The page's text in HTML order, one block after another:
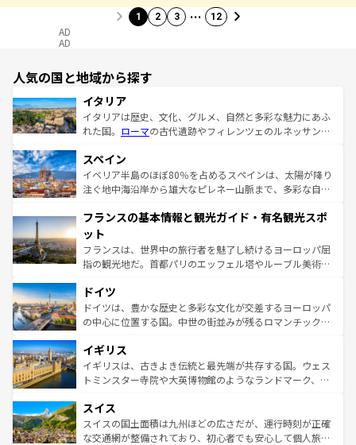
1 2 3 … 12
AD
AD
人気の国と地域から探す
イタリア
イタリアは歴史、文化、グルメ、自然と多彩な魅力にあふ
れた国。 ローマの古代遺跡やフィレンツェのルネッサンス
ろん、トスカーナの美しい田園風景やアマルフィ海岸の絶
景など、自然景観も見逃せない。観光の合間には、本場の
ピザやパスタなど、絶品のイタリア料理を堪能することも
ませてくれるイタリアで、忘れられない旅をしてみよう！
なお、新着のイタリア情報は
しい。
スペイン
イベリア半島のほぼ80％を占めるスペインは、太陽が降り
注ぐ地中海沿岸から雄大なピレネー山脈まで、多彩な自然
文化が根付くこの国では、情熱的なフラメンコ、熱気あふ
れる闘牛、そして美味しいタパスが生活の一部となってい
る。首都マドリードの洗練された雰囲気や、バルセロナの
アートに溢れた街角から、地方では古代ローマ遺跡や中世
せる。地方によって風土や気候が異なるスペインはその個
性で訪れる人を魅了する。 なお、新着のスペイン情報は コ
ンテンツ一覧を参照してほしい。
フランスの基本情報と観光ガイド・有名観光スポ
ット
フランスは、世界中の旅行者を魅了し続けるヨーロッパ屈
指の観光地だ。首都パリのエッフェル塔やルーブル美術館
で、幅広い魅力が詰まっている。華麗な宮殿、歴史的な大
聖堂、美しいビーチ、そして豊かな自然が、訪れる者を心
から魅了する。また、フランスは美食の国としても知ら
いる。シャンパンの発祥地であるランス、プロヴァンスの
香り高いラベンダー畑など、多彩な楽しみ方が可能だ。さ
らに、パリ以外の地域にも魅力が溢れており、どの街角に
れる地方に足を運ぶとそれぞれで全く異なる文化を体験で
きるだろう。 なお、新着のフランス情報はコンテンツ一覧
を参照してほしい。
ドイツ
ドイツは、豊かな歴史と多彩な文化が交差するヨーロッパ
の中心に位置する国。中世の街並みが残るロマンチック街
顔を持つこの国は、どこを歩いても飽きることがない。ベ
ルリンの文化的活気、バイエルン州のアルプスの絶景、そ
してライン川沿いのワイン畑といった風景は必見。ビール
は、お酒好きな人にはぜひ体験してほしい。 なお、新着の
ドイツ情報はコンテンツ一覧を参照してほしい。
イギリス
イギリスは、古きよき伝統と最先端が共存する国。ウェス
トミンスター寺院や大英博物館のようなランドマーク、歴
リアごとに異なる魅力がある。また、優雅なアフタヌーン
ティー、ビール好きにはたまらない英国パブ、サッカー観
戦など、本場だからこそできる体験も豊富。イギリスを旅
スイス
スイスの国土面積は九州ほどの広さだが、運行時刻が正確
な交通網が整備されており、初心者でも安心して個人旅行